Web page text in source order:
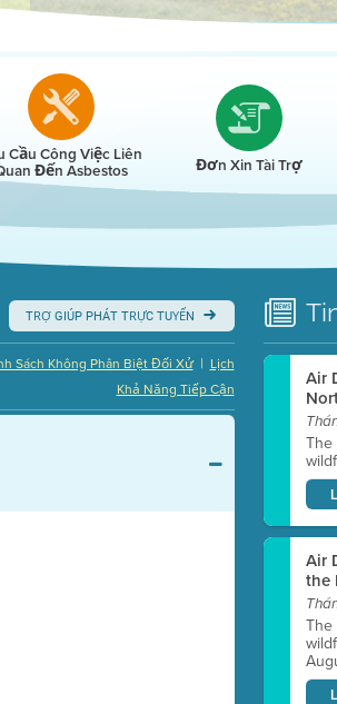
Cầu Công Việc Liên
Đến Asbestos Đơn Xin Tài Trợ
TRỢ GIÚP PHÁT TRỰC TUYẾN
Lịch
|
Sách Không Phân Biệt Đối Xử
Khả Năng Tiếp Cận
Air
Air
the